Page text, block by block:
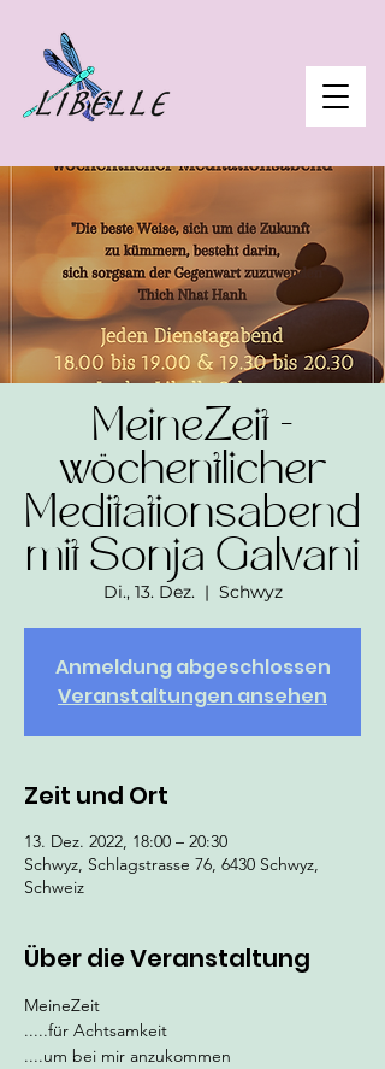
MeineZeit -
wöchentlicher
Meditationsabend
mit Sonja Galvani
Di., 13. Dez.
  |
Schwyz
Anmeldung abgeschlossen
Veranstaltungen ansehen
Zeit und Ort
13. Dez. 2022, 18:00 – 20:30
Schwyz, Schlagstrasse 76, 6430 Schwyz,
Schweiz
Über die Veranstaltung
MeineZeit
.....für Achtsamkeit
....um bei mir anzukommen